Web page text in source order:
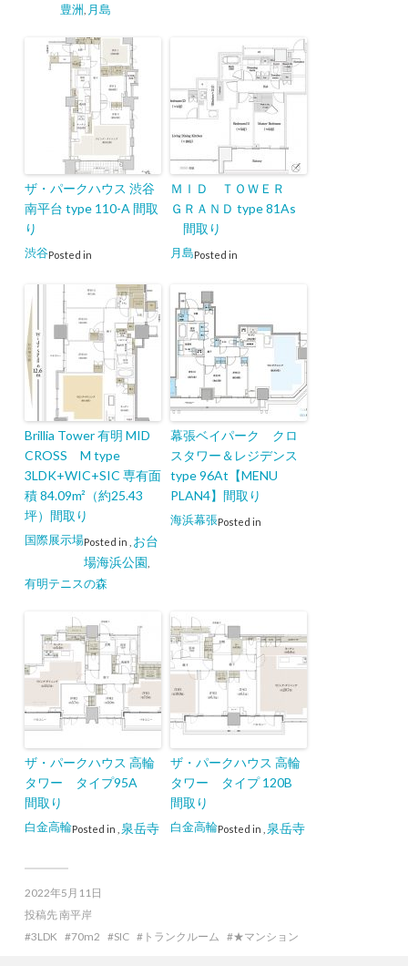
豊洲 月島
ザ・パークハウス 渋谷
南平台 type 110-A 間取
り
Posted in
渋谷
ＭＩＤ ＴＯＷＥＲ
ＧＲＡＮＤ type 81As
間取り
Posted in
月島
Brillia Tower 有明 MID
CROSS M type
3LDK+WIC+SIC 専有面
積 84.09m²（約25.43
坪）間取り
Posted in
国際展示場
お台
場海浜公園
有明テニスの森
幕張ベイパーク クロ
スタワー＆レジデンス
type 96At【MENU
PLAN4】間取り
Posted in
海浜幕張
ザ・パークハウス 高輪
タワー タイプ95A
間取り
Posted in
白金高輪 泉岳寺
ザ・パークハウス 高輪
タワー タイプ 120B
間取り
Posted in
白金高輪 泉岳寺
2022年5月11日
投稿先 南平岸
3LDK
70m2 SIC トランクルーム ★マンション